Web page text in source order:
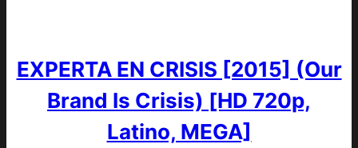
EXPERTA EN CRISIS [2015] (Our
Brand Is Crisis) [HD 720p,
Latino, MEGA]